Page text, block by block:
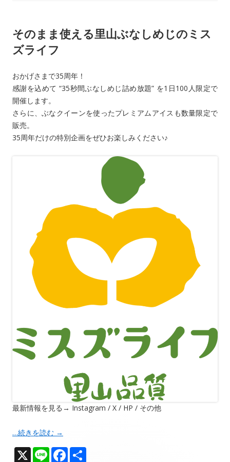
k
そのまま使える里山ぶなしめじのミス
ズライフ
おかげさまで35周年！
感謝を込めて “35秒間ぶなしめじ詰め放題” を1日100人限定で
開催します。
さらに、ぶなクイーンを使ったプレミアムアイスも数量限定で
販売。
35周年だけの特別企画をぜひお楽しみください♪
最新情報を見る→ Instagram / X / HP / その他
…続きを読む →
X Li F